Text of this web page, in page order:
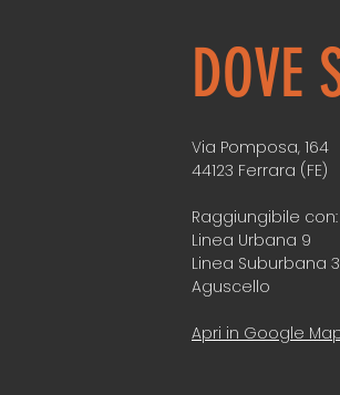
DOVE
Via Pomposa, 164
44123 Ferrara (FE)
Raggiungibile con:
Linea Urbana 9
Linea Suburbana
Aguscello
Apri in Google